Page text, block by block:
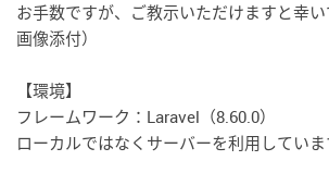
お手数ですが、ご教示いただけますと幸
画像添付）
【環境】
フレームワーク：Laravel（8.60.0）
ローカルではなくサーバーを利用していま